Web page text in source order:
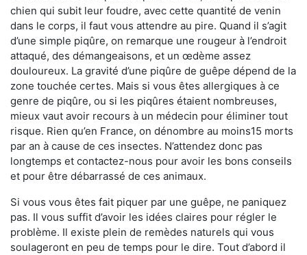
chien qui subit leur foudre, avec cette quantité de venin
dans le corps, il faut vous attendre au pire. Quand il s’agit
d’une simple piqûre, on remarque une rougeur à l’endroit
attaqué, des démangeaisons, et un œdème assez
douloureux. La gravité d’une piqûre de guêpe dépend de la
zone touchée certes. Mais si vous êtes allergiques à ce
genre de piqûre, ou si les piqûres étaient nombreuses,
mieux vaut avoir recours à un médecin pour éliminer tout
risque. Rien qu’en France, on dénombre au moins15 morts
par an à cause de ces insectes. N’attendez donc pas
longtemps et contactez-nous pour avoir les bons conseils
et pour être débarrassé de ces animaux.
Si vous vous êtes fait piquer par une guêpe, ne paniquez
pas. Il vous suffit d’avoir les idées claires pour régler le
problème. Il existe plein de remèdes naturels qui vous
soulageront en peu de temps pour le dire. Tout d’abord il